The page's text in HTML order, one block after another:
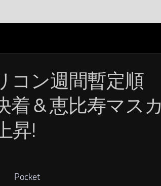
コン週間暫定順
着 & 恵比寿マスカ
昇!
Pocket